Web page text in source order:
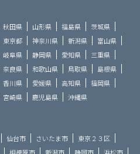
秋田県 山形県 福島県
茨城県
東京都 神奈川県 新潟県
富山県
岐阜県 静岡県 愛知県
三重県
奈良県 和歌山県 鳥取県
島根県
香川県 愛媛県 高知県
福岡県
宮崎県 鹿児島県 沖縄県
仙台市 さいたま市
東京２３区